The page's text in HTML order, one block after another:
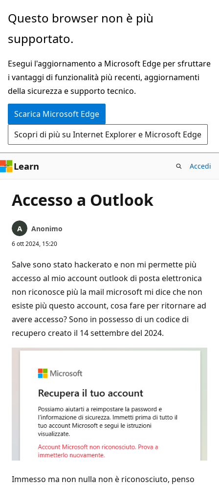
Ignora
passa
contenuto
principale
Questo browser non è più
supportato.
Esegui l'aggiornamento a Microsoft Edge per sfruttare
i vantaggi di funzionalità più recenti, aggiornamenti
della sicurezza e supporto tecnico.
Scarica Microsoft Edge
Scopri di più su Internet Explorer e Microsoft Edge
Learn Accedi
Accesso a Outlook
Anonimo
6 ott 2024, 15:20
Salve sono stato hackerato e non mi permette più
accesso al mio account outlook di posta elettronica
non riconosce più la mail microsoft mi dice che non
esiste più questo account, cosa fare per ritornare ad
avere accesso? Sono in possesso di un codice di
recupero creato il 14 settembre del 2024.
Immesso ma non nulla non è riconosciuto, penso